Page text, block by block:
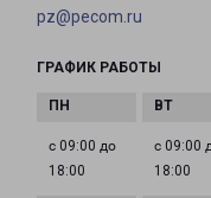
pz@pecom.ru
ГРАФИК РАБОТЫ
с 09:00 до
18:00
с 09:00
18:00